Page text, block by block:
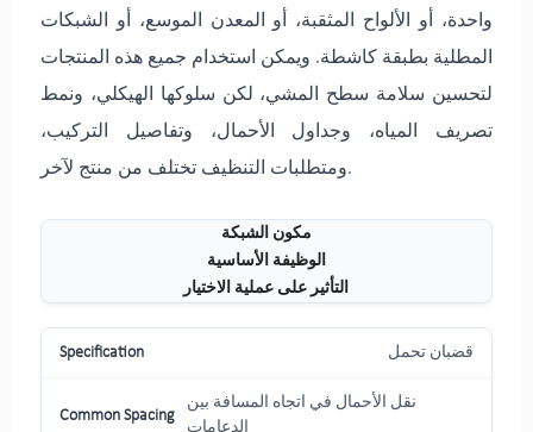
واحدة، أو الألواح المثقبة، أو المعدن الموسع، أو الشبكات
المطلية بطبقة كاشطة. ويمكن استخدام جميع هذه المنتجات
لتحسين سلامة سطح المشي، لكن سلوكها الهيكلي، ونمط
تصريف المياه، وجداول الأحمال، وتفاصيل التركيب،
ومتطلبات التنظيف تختلف من منتج لآخر.
مكون الشبكة
الوظيفة الأساسية
التأثير على عملية الاختيار
قضبان تحمل
نقل الأحمال في اتجاه المسافة بين
الدعامات